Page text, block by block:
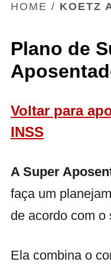
HOME / KOETZ
Plano de
Voltar para
INSS
A Super
faça um
de acordo com o
Ela combina o